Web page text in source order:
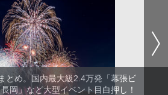
とめ。国内最大級2.4万発「幕張ビ
岡」など大型イベント目白押し！